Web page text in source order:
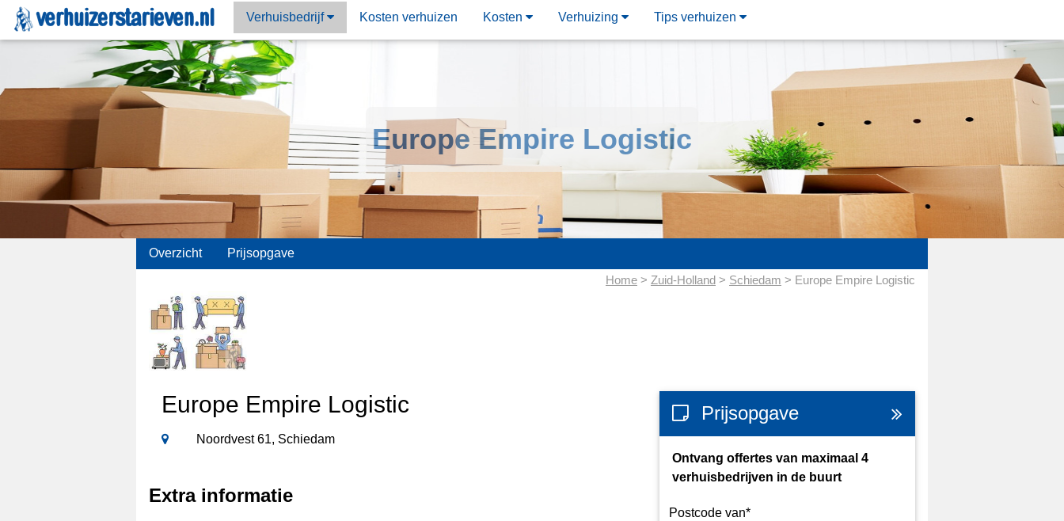
Verhuisbedrijf Kosten verhuizen Kosten Verhuizing Tips verhuizen
Europe Empire Logistic
;
Overzicht Prijsopgave
Home > Zuid-Holland > Schiedam > Europe Empire Logistic
Europe Empire Logistic
Noordvest 61, Schiedam
Extra informatie
Prijsopgave
Ontvang offertes van maximaal 4
verhuisbedrijven in de buurt
Postcode van*